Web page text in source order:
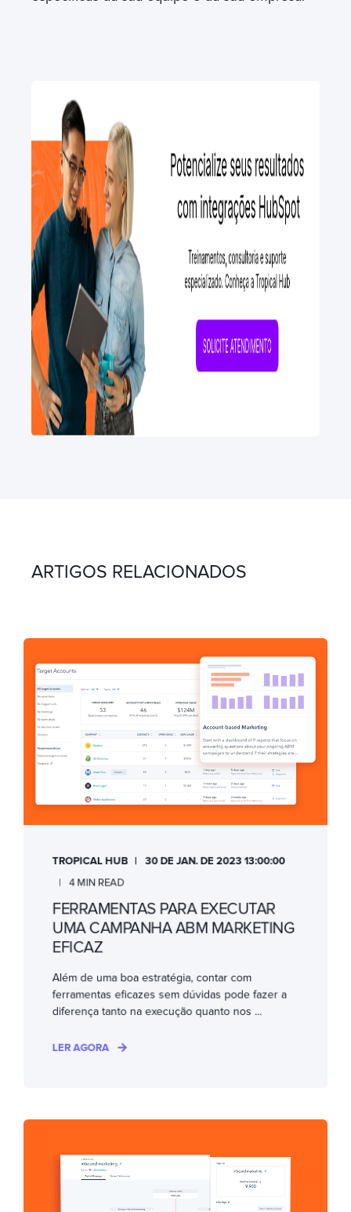
ARTIGOS RELACIONADOS
TROPICAL HUB 30 DE JAN. DE 2023 13:00:00
4 MIN READ
FERRAMENTAS PARA EXECUTAR
UMA CAMPANHA ABM MARKETING
EFICAZ
Além de uma boa estratégia, contar com
ferramentas eficazes sem dúvidas pode fazer a
diferença tanto na execução quanto nos ...
LER AGORA